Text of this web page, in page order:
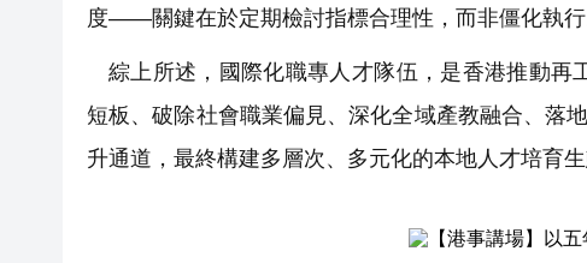
度——關鍵在於定期檢討指標合理性，而非僵化執行
綜上所述，國際化職專人才隊伍，是香港推動
短板、破除社會職業偏見、深化全域產教融合、落
升通道，最終構建多層次、多元化的本地人才培育生